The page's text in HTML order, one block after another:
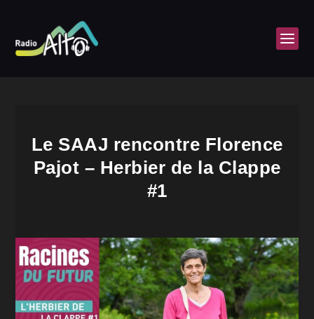
Le SAAJ rencontre Florence
Pajot – Herbier de la Clappe
#1